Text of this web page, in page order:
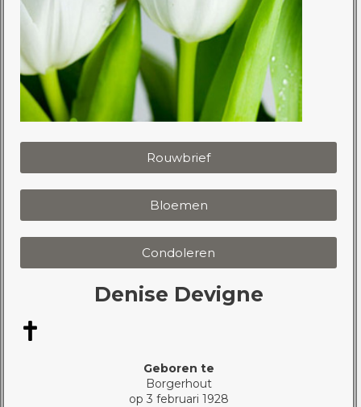
Rouwbrief
Bloemen
Condoleren
Denise Devigne
Geboren te
Borgerhout
op 3 februari 1928